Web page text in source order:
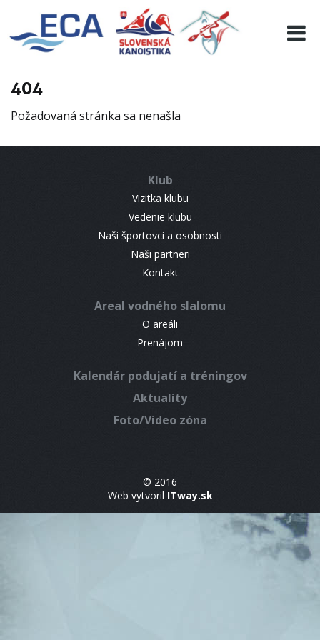
404
Požadovaná stránka sa nenašla
Klub
Vizitka klubu
Vedenie klubu
Naši športovci a osobnosti
Naši partneri
Kontakt
Areal vodného slalomu
O areáli
Prenájom
Kalendár podujatí a tréningov
Aktuality
Foto/Video zóna
© 2016
Web vytvoril ITway.sk
EURO 19
INFO
RESULTS
CONTACT